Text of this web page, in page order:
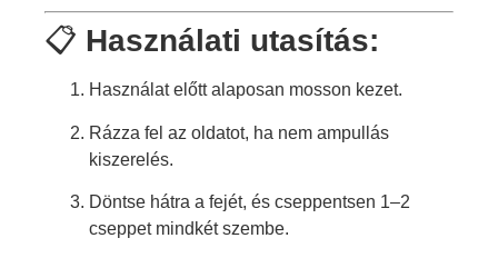
📋 Használati utasítás:
Használat előtt alaposan mosson kezet.
Rázza fel az oldatot, ha nem ampullás
kiszerelés.
Döntse hátra a fejét, és cseppentsen 1–2
cseppet mindkét szembe.